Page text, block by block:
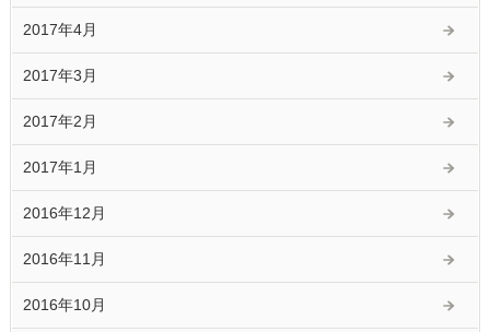
2017年4月
2017年3月
2017年2月
2017年1月
2016年12月
2016年11月
2016年10月